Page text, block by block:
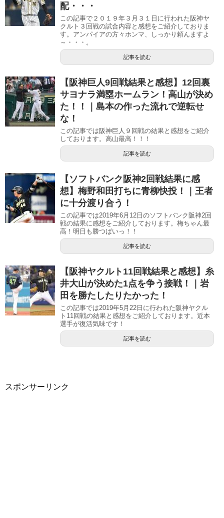
配・・・
この記事で２０１９年３月３１日に行われた阪神ヤ
クルト３回戦の試合内容と感想をご紹介しておりま
す。アンパイアの方々ホンマ、しっかり頼んますよ
～・・・。
記事を読む
【阪神巨人9回戦結果と感想】12回裏
サヨナラ満塁ホームラン！高山が決め
た！！｜島本の作った流れで逆転せ
な！
この記事では阪神巨人９回戦の結果と感想をご紹介
しております。高山最高！！！
記事を読む
【ソフトバンク阪神2回戦結果に感
想】梅野和田打ちに青柳快投！｜王者
に十分渡り合う！
この記事では2019年6月12日のソフトバンク阪神2回
戦の結果に感想をご紹介しております。梅ちゃん最
高！明日も勝つばいっ！！
記事を読む
【阪神ヤクルト11回戦結果と感想】糸
井大山が決めた1点を争う接戦！｜岩
田を勝たしたりたかった！
この記事では2019年5月22日に行われた阪神ヤクル
ト11回戦の結果と感想をご紹介しております。近本
選手が復活気味です！
記事を読む
スポンサーリンク